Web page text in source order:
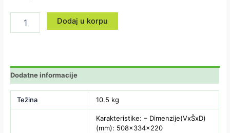
Dodaj u korpu
Dodatne informacije
Težina 10.5 kg
Karakteristike: – Dimenzije(VxŠxD)
(mm): 508x334x220